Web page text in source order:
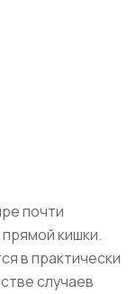
почти
кишки.
в практически
случаев